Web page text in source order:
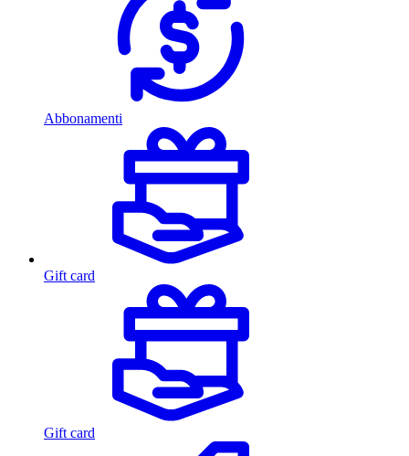
Abbonamenti
Gift card
Gift card